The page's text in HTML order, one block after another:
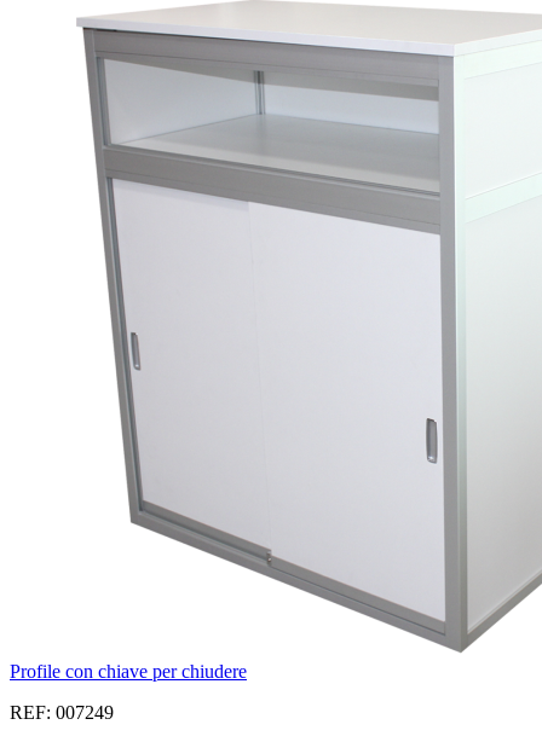
Profile con chiave per chiudere
REF: 007249